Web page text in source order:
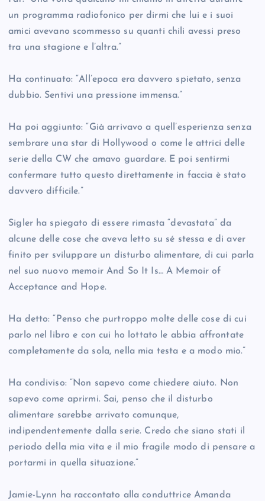
un programma radiofonico per dirmi che lui e i suoi
amici avevano scommesso su quanti chili avessi preso
tra una stagione e l’altra.”
Ha continuato: “All’epoca era davvero spietato, senza
dubbio. Sentivi una pressione immensa.”
Ha poi aggiunto: “Già arrivavo a quell’esperienza senza
sembrare una star di Hollywood o come le attrici delle
serie della CW che amavo guardare. E poi sentirmi
confermare tutto questo direttamente in faccia è stato
davvero difficile.”
Sigler ha spiegato di essere rimasta “devastata” da
alcune delle cose che aveva letto su sé stessa e di aver
finito per sviluppare un disturbo alimentare, di cui parla
nel suo nuovo memoir And So It Is… A Memoir of
Acceptance and Hope.
Ha detto: “Penso che purtroppo molte delle cose di cui
parlo nel libro e con cui ho lottato le abbia affrontate
completamente da sola, nella mia testa e a modo mio.”
Ha condiviso: “Non sapevo come chiedere aiuto. Non
sapevo come aprirmi. Sai, penso che il disturbo
alimentare sarebbe arrivato comunque,
indipendentemente dalla serie. Credo che siano stati il
periodo della mia vita e il mio fragile modo di pensare a
portarmi in quella situazione.”
Jamie-Lynn ha raccontato alla conduttrice Amanda